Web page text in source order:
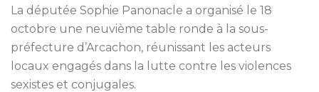
La députée Sophie Panonacle a organisé le 18
octobre une neuvième table ronde à la sous-
préfecture d’Arcachon, réunissant les acteurs
locaux engagés dans la lutte contre les violences
sexistes et conjugales.